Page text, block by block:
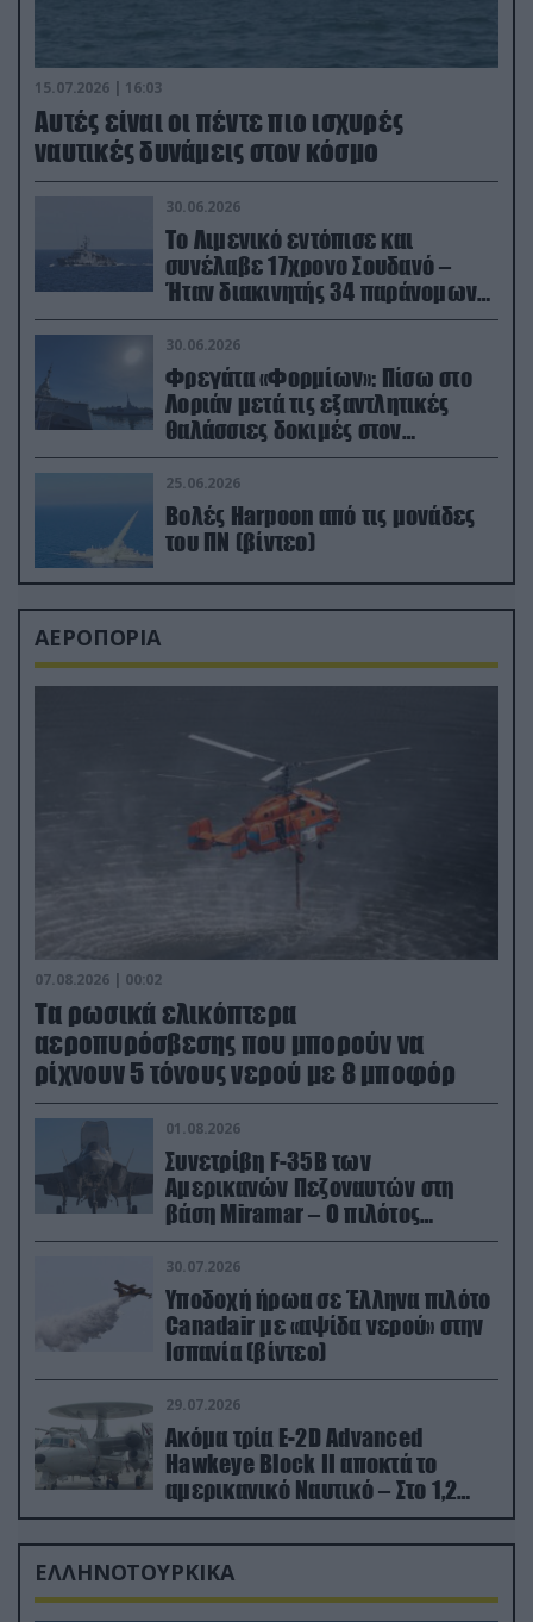
15.07.2026 | 16:03
Aυτές είναι οι πέντε πιο ισχυρές
ναυτικές δυνάμεις στον κόσμο
30.06.2026
Το Λιμενικό εντόπισε και
συνέλαβε 17χρονο Σουδανό –
Ήταν διακινητής 34 παράνομων
μεταναστών
30.06.2026
Φρεγάτα «Φορμίων»: Πίσω στο
Λοριάν μετά τις εξαντλητικές
θαλάσσιες δοκιμές στον
απαιτητικό Βισκαϊκό
25.06.2026
Βολές Harpoon από τις μονάδες
του ΠΝ (βίντεο)
ΑΕΡΟΠΟΡΙΑ
07.08.2026 | 00:02
Τα ρωσικά ελικόπτερα
αεροπυρόσβεσης που μπορούν να
ρίχνουν 5 τόνους νερού με 8 μποφόρ
01.08.2026
Συνετρίβη F-35B των
Αμερικανών Πεζοναυτών στη
βάση Miramar – Ο πιλότος
εκτινάχθηκε εγκαίρως
30.07.2026
Υποδοχή ήρωα σε Έλληνα πιλότο
Canadair με «αψίδα νερού» στην
Ισπανία (βίντεο)
29.07.2026
Ακόμα τρία E-2D Advanced
Hawkeye Block II αποκτά το
αμερικανικό Ναυτικό – Στο 1,2
δισ.δολάρια το κόστος
ΕΛΛΗΝΟΤΟΥΡΚΙΚΑ